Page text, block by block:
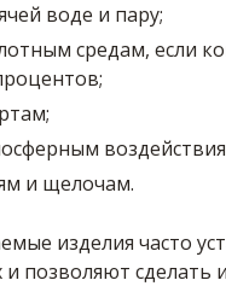
воде и пару;
средам, если
и щелочам.
изделия часто
и позволяют